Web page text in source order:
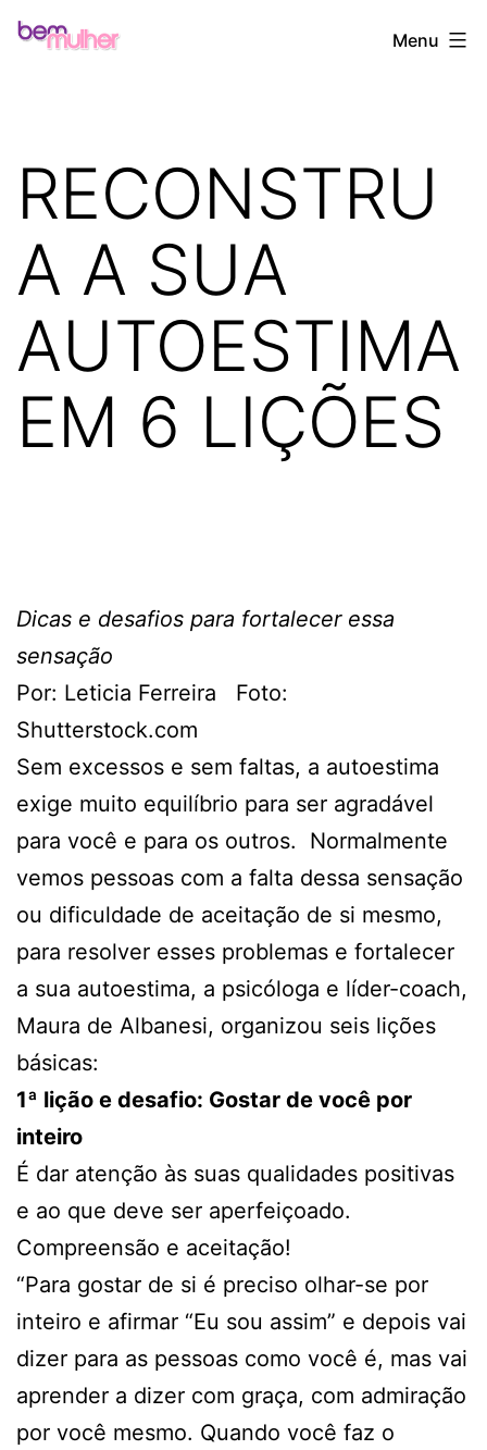
Pular
Bem
Menu
RECONSTRU
A A SUA
AUTOESTIMA
EM 6 LIÇÕES
Dicas e desafios para fortalecer essa
sensação
Por: Leticia Ferreira Foto:
Shutterstock.com
Sem excessos e sem faltas, a autoestima
exige muito equilíbrio para ser agradável
para você e para os outros. Normalmente
vemos pessoas com a falta dessa sensação
ou dificuldade de aceitação de si mesmo,
para resolver esses problemas e fortalecer
a sua autoestima, a psicóloga e líder-coach,
Maura de Albanesi, organizou seis lições
básicas:
1ª lição e desafio: Gostar de você por
inteiro
É dar atenção às suas qualidades positivas
e ao que deve ser aperfeiçoado.
Compreensão e aceitação!
“Para gostar de si é preciso olhar-se por
inteiro e afirmar “Eu sou assim” e depois vai
dizer para as pessoas como você é, mas vai
aprender a dizer com graça, com admiração
por você mesmo. Quando você faz o